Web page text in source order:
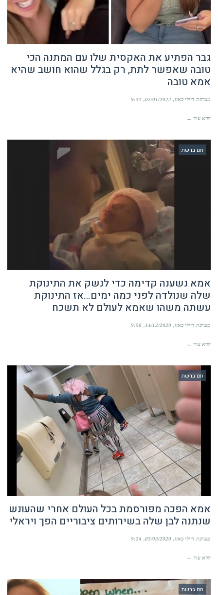
גבר הפתיע את האקסית שלו עם המתנה הכי
טובה שאפשר לתת, רק בגלל שהוא חושב שהיא
אמא טובה
מערכת דיילי באזז 02/01/2022
9:31
קרא עוד ←
חם ברשת
אמא נשענה קדימה כדי לנשק את התינוקת
שלה שנולדה לפני כמה ימים…אז התינוקת
עשתה משהו שאמא לעולם לא תשכח
מערכת דיילי באזז 14/12/2020
9:58
קרא עוד ←
חם ברשת
אמא הפכה מפורסמת בכל העולם אחרי שהעונש
שנתנה לבן שלה בשירותים ציבוריים הפך ויראלי
מערכת דיילי באזז 05/03/2020
9:24
קרא עוד ←
חם ברשת